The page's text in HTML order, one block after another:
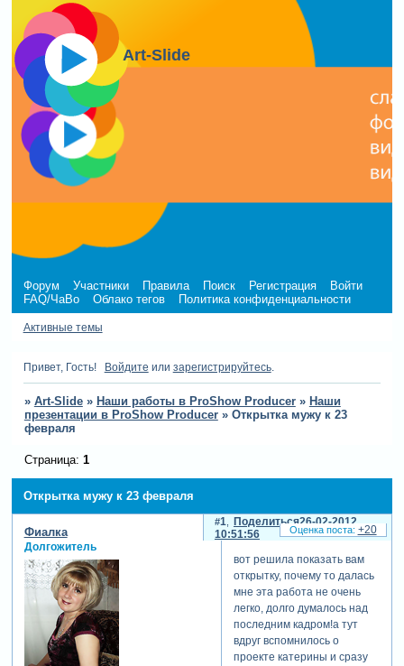
Art-Slide
Форум Участники Правила Поиск Регистрация
Войти
FAQ/ЧаВо
Облако тегов Политика конфиденциальности
Активные темы
Привет, Гость! Войдите или зарегистрируйтесь.
» Art-Slide » Наши работы в ProShow Producer » Наши
презентации в ProShow Producer » Открытка мужу к 23
февраля
Открытка мужу к 23 февраля
Страница: 1
Поделиться
1
26-02-2012
10:51:56
Фиалка
Долгожитель
вот решила показать вам
открытку, почему то далась
мне эта работа не очень
легко, долго думалось над
последним кадром!а тут
вдруг вспомнилось о
проекте катерины и сразу
+20